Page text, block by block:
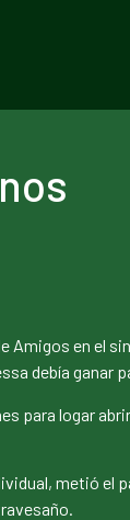
Amigos en el
debía ganar
logar
metió el